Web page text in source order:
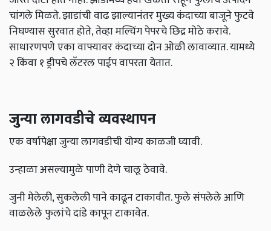
चांगले मिळते. झाडांची वाढ झाल्यानंतर मुख्य कंदाच्या बाजूने फुटवे
निघण्यास सुरवात होते, तेव्हा मल्चिंग पेपरचे छिद्र मोठे करावे.
साधारणपणे एका वाफ्यावर कंदाच्या दोन ओळी लावाव्यात. यामध्ये
२ किंवा १ ड्रीपचे लॅटरल पाईप वापरता येतात.
जुन्या लागवडीचे व्यवस्थापन
एक वर्षापेक्षा जुन्या लागवडीची योग्य काळजी घ्यावी.
उन्हाळा असल्यामुळे पाणी देणे चालू ठेवावे.
जुनी मेलेली, सुकलेली पाने काढून टाकावीत. फुले संपलेले आणि
वाळलेले फुलांचे दांडे कापून टाकावेत.